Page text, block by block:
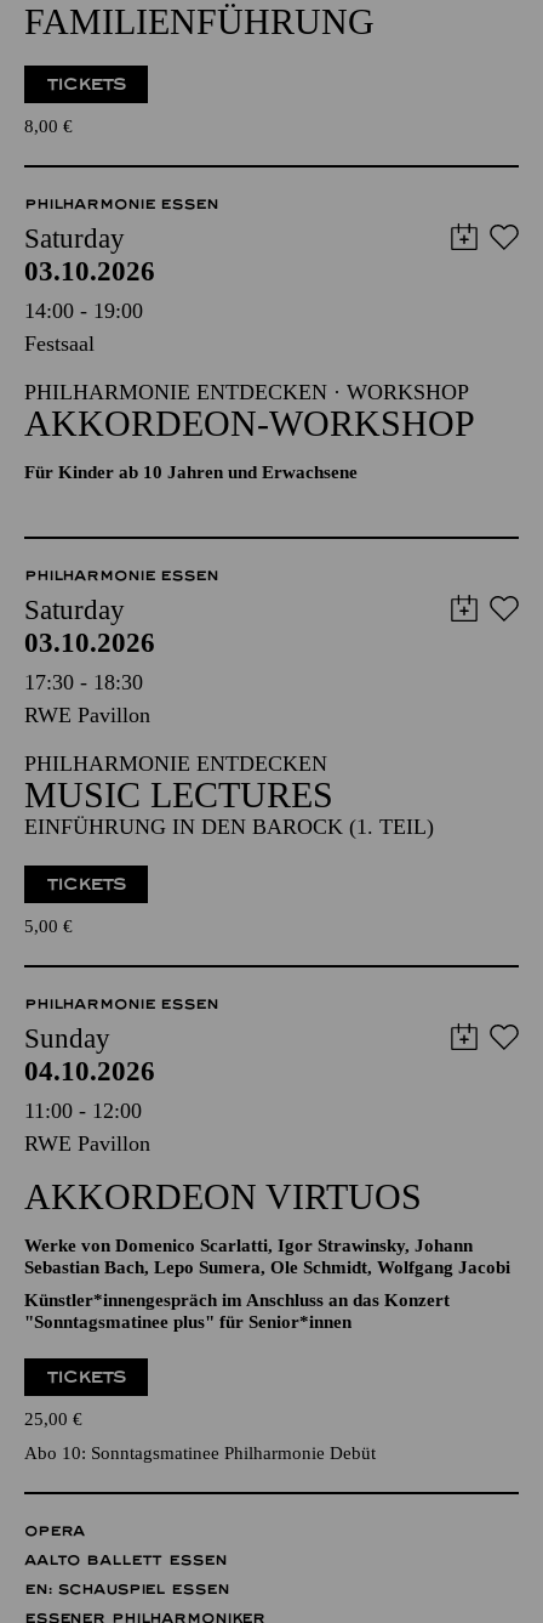
FAMILIENFÜHRUNG
TICKETS
8,00 €
PHILHARMONIE ESSEN
Saturday
03.10.2026
14:00 - 19:00
Festsaal
PHILHARMONIE ENTDECKEN · WORKSHOP
AKKORDEON-WORKSHOP
Für Kinder ab 10 Jahren und Erwachsene
PHILHARMONIE ESSEN
Saturday
03.10.2026
17:30 - 18:30
RWE Pavillon
PHILHARMONIE ENTDECKEN
MUSIC LECTURES
EINFÜHRUNG IN DEN BAROCK (1. TEIL)
TICKETS
5,00 €
PHILHARMONIE ESSEN
Sunday
04.10.2026
11:00 - 12:00
RWE Pavillon
AKKORDEON VIRTUOS
Werke von Domenico Scarlatti, Igor Strawinsky, Johann
Sebastian Bach, Lepo Sumera, Ole Schmidt, Wolfgang Jacobi
Künstler*innengespräch im Anschluss an das Konzert
"Sonntagsmatinee plus" für Senior*innen
TICKETS
25,00 €
Abo 10: Sonntagsmatinee Philharmonie Debüt
OPERA
AALTO BALLETT ESSEN
EN: SCHAUSPIEL ESSEN
ESSENER PHILHARMONIKER